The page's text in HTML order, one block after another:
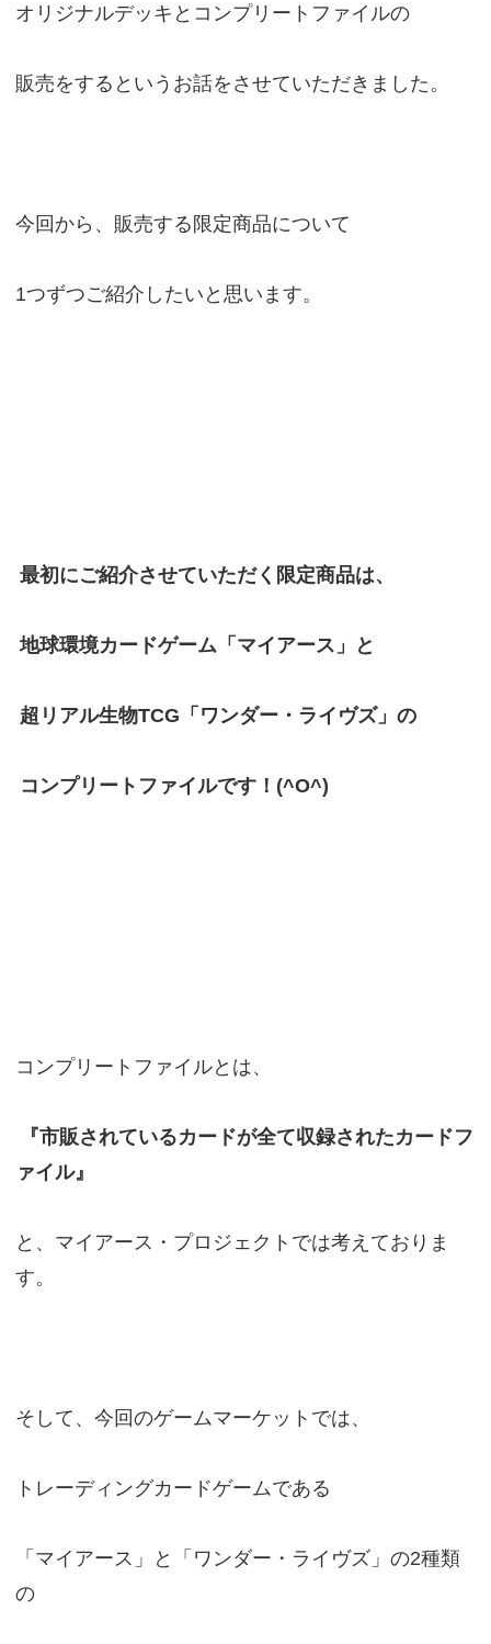
オリジナルデッキとコンプリートファイルの
販売をするというお話をさせていただきました。
今回から、販売する限定商品について
1つずつご紹介したいと思います。
最初にご紹介させていただく限定商品は、
地球環境カードゲーム「マイアース」と
超リアル生物TCG「ワンダー・ライヴズ」の
コンプリートファイルです！(^O^)
コンプリートファイルとは、
『市販されているカードが全て収録されたカードフ
ァイル』
と、マイアース・プロジェクトでは考えておりま
す。
そして、今回のゲームマーケットでは、
トレーディングカードゲームである
「マイアース」と「ワンダー・ライヴズ」の2種類
の